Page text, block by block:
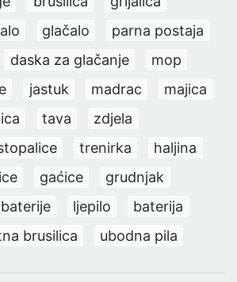
glačalo
parna postaja
daska za glačanje
mop
jastuk madrac
majica
tava
zdjela
trenirka
haljina
gaćice
grudnjak
baterije ljepilo
baterija
brusilica ubodna pila